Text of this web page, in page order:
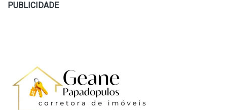
PUBLICIDADE